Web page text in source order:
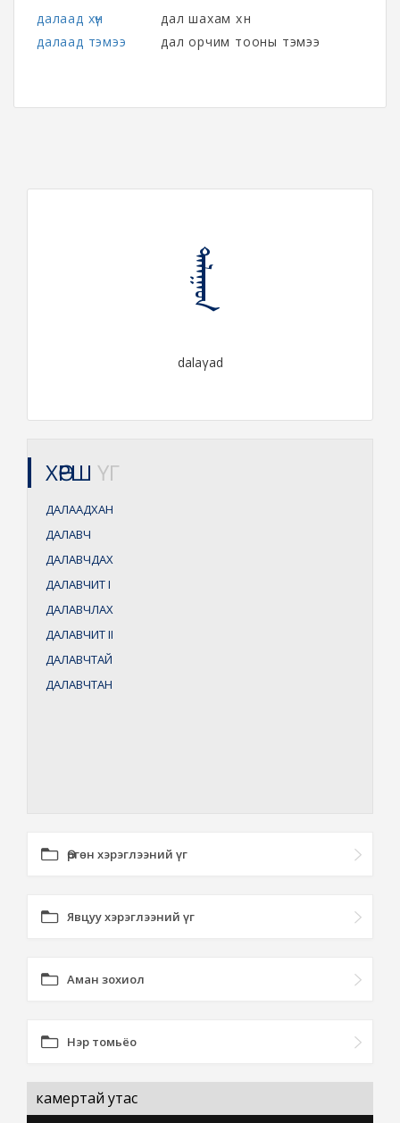
далаад хүн
дал шахам хүн
далаад тэмээ
дал орчим тооны тэмээ
ᠳᠠᠯᠠᠭᠠᠳ
dalaγad
ХӨРШ ҮГ
ДАЛААДХАН
ДАЛАВЧ
ДАЛАВЧДАХ
ДАЛАВЧИТI
ДАЛАВЧЛАХ
ДАЛАВЧИТII
ДАЛАВЧТАЙ
ДАЛАВЧТАН
Өргөн хэрэглээний үг
Явцуу хэрэглээний үг
Аман зохиол
Нэр томьёо
камертай утас